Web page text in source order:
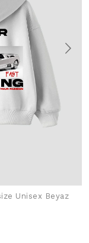
Unisex Beyaz